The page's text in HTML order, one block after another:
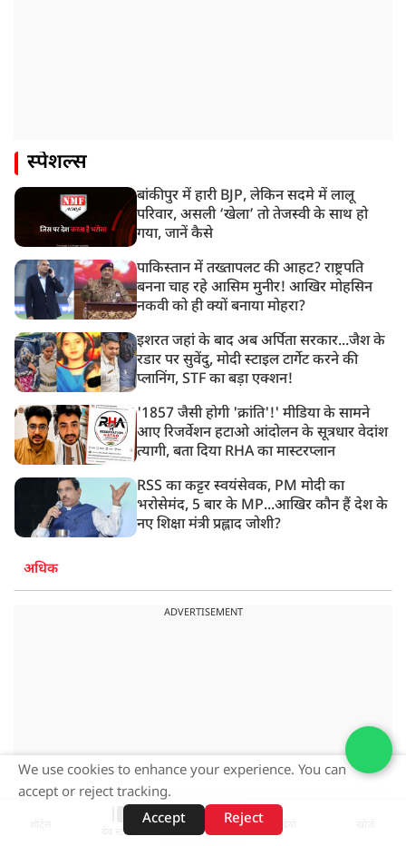
स्पेशल्स
बांकीपुर में हारी BJP, लेकिन सदमे में लालू
परिवार, असली ‘खेला’ तो तेजस्वी के साथ हो
गया, जानें कैसे
पाकिस्तान में तख्तापलट की आहट? राष्ट्रपति
बनना चाह रहे आसिम मुनीर! आखिर मोहसिन
नकवी को ही क्यों बनाया मोहरा?
इशरत जहां के बाद अब अर्पिता सरकार...जैश के
रडार पर सुवेंदु, मोदी स्टाइल टार्गेट करने की
प्लानिंग, STF का बड़ा एक्शन!
'1857 जैसी होगी 'क्रांति'!' मीडिया के सामने
आए रिजर्वेशन हटाओ आंदोलन के सूत्रधार वेदांश
त्यागी, बता दिया RHA का मास्टरप्लान
RSS का कट्टर स्वयंसेवक, PM मोदी का
भरोसेमंद, 5 बार के MP...आखिर कौन हैं देश के
नए शिक्षा मंत्री प्रह्लाद जोशी?
अधिक
ADVERTISEMENT
वेब स्टोरीज़
We use cookies to enhance your experience. You can
accept or reject tracking.
Accept
Reject